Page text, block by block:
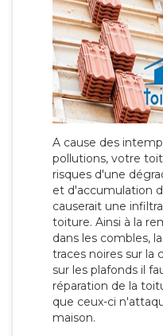
A cause des
pollutions, votre
risques d'une
et d'accumulation
causerait une
toiture. Ainsi à la
dans les combles,
traces noires sur la
sur les plafonds il
réparation de la
que ceux-ci
maison.